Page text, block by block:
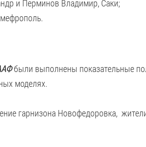
и Перминов Владимир, Саки;
были выполнены показательные
моделях.
гарнизона Новофедоровка,